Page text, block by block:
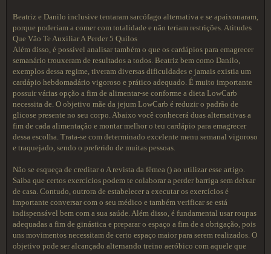
Beatriz e Danilo inclusive tentaram sarcófago alternativa e se apaixonaram,
porque poderiam a comer com totalidade e não teriam restrições. Atitudes
Que Vão Te Auxiliar A Perder 5 Quilos
Além disso, é possível analisar também o que os cardápios para emagrecer
semanário trouxeram de resultados a todos. Beatriz bem como Danilo,
exemplos dessa regime, tiveram diversas dificuldades e jamais existia um
cardápio hebdomadário vigoroso e prático adequado. É muito importante
possuir várias opção a fim de alimentar-se conforme a dieta LowCarb
necessita de. O objetivo mãe da jejum LowCarb é reduzir o padrão de
glicose presente no seu corpo. Abaixo você conhecerá duas alternativas a
fim de cada alimentação e montar melhor o teu cardápio para emagrecer
dessa escolha. Trata-se com determinado excelente menu semanal vigoroso
e traquejado, sendo o preferido de muitas pessoas.
Não se esqueça de creditar o A revista da fêmea () ao utilizar esse artigo.
Saiba que certos exercícios podem te colaborar a perder barriga sem deixar
de casa. Contudo, outrora de estabelecer a executar os exercícios é
importante conversar com o seu médico e também verificar se está
indispensável bem com a sua saúde. Além disso, é fundamental usar roupas
adequadas a fim de ginástica e preparar o espaço a fim de a obrigação, pois
uns movimentos necessitam de certo espaço maior para serem realizados. O
objetivo pode ser alcançado alternando treino aeróbico com aquele que